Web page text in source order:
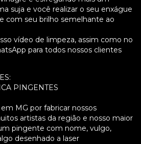
suja e você realizar o seu enxágue
com seu brilho semelhante ao
vídeo de limpeza, assim como no
para todos nossos clientes
PINGENTES
MG por fabricar nossos
artistas da região e nosso maior
pingente com nome, vulgo,
desenhado a laser